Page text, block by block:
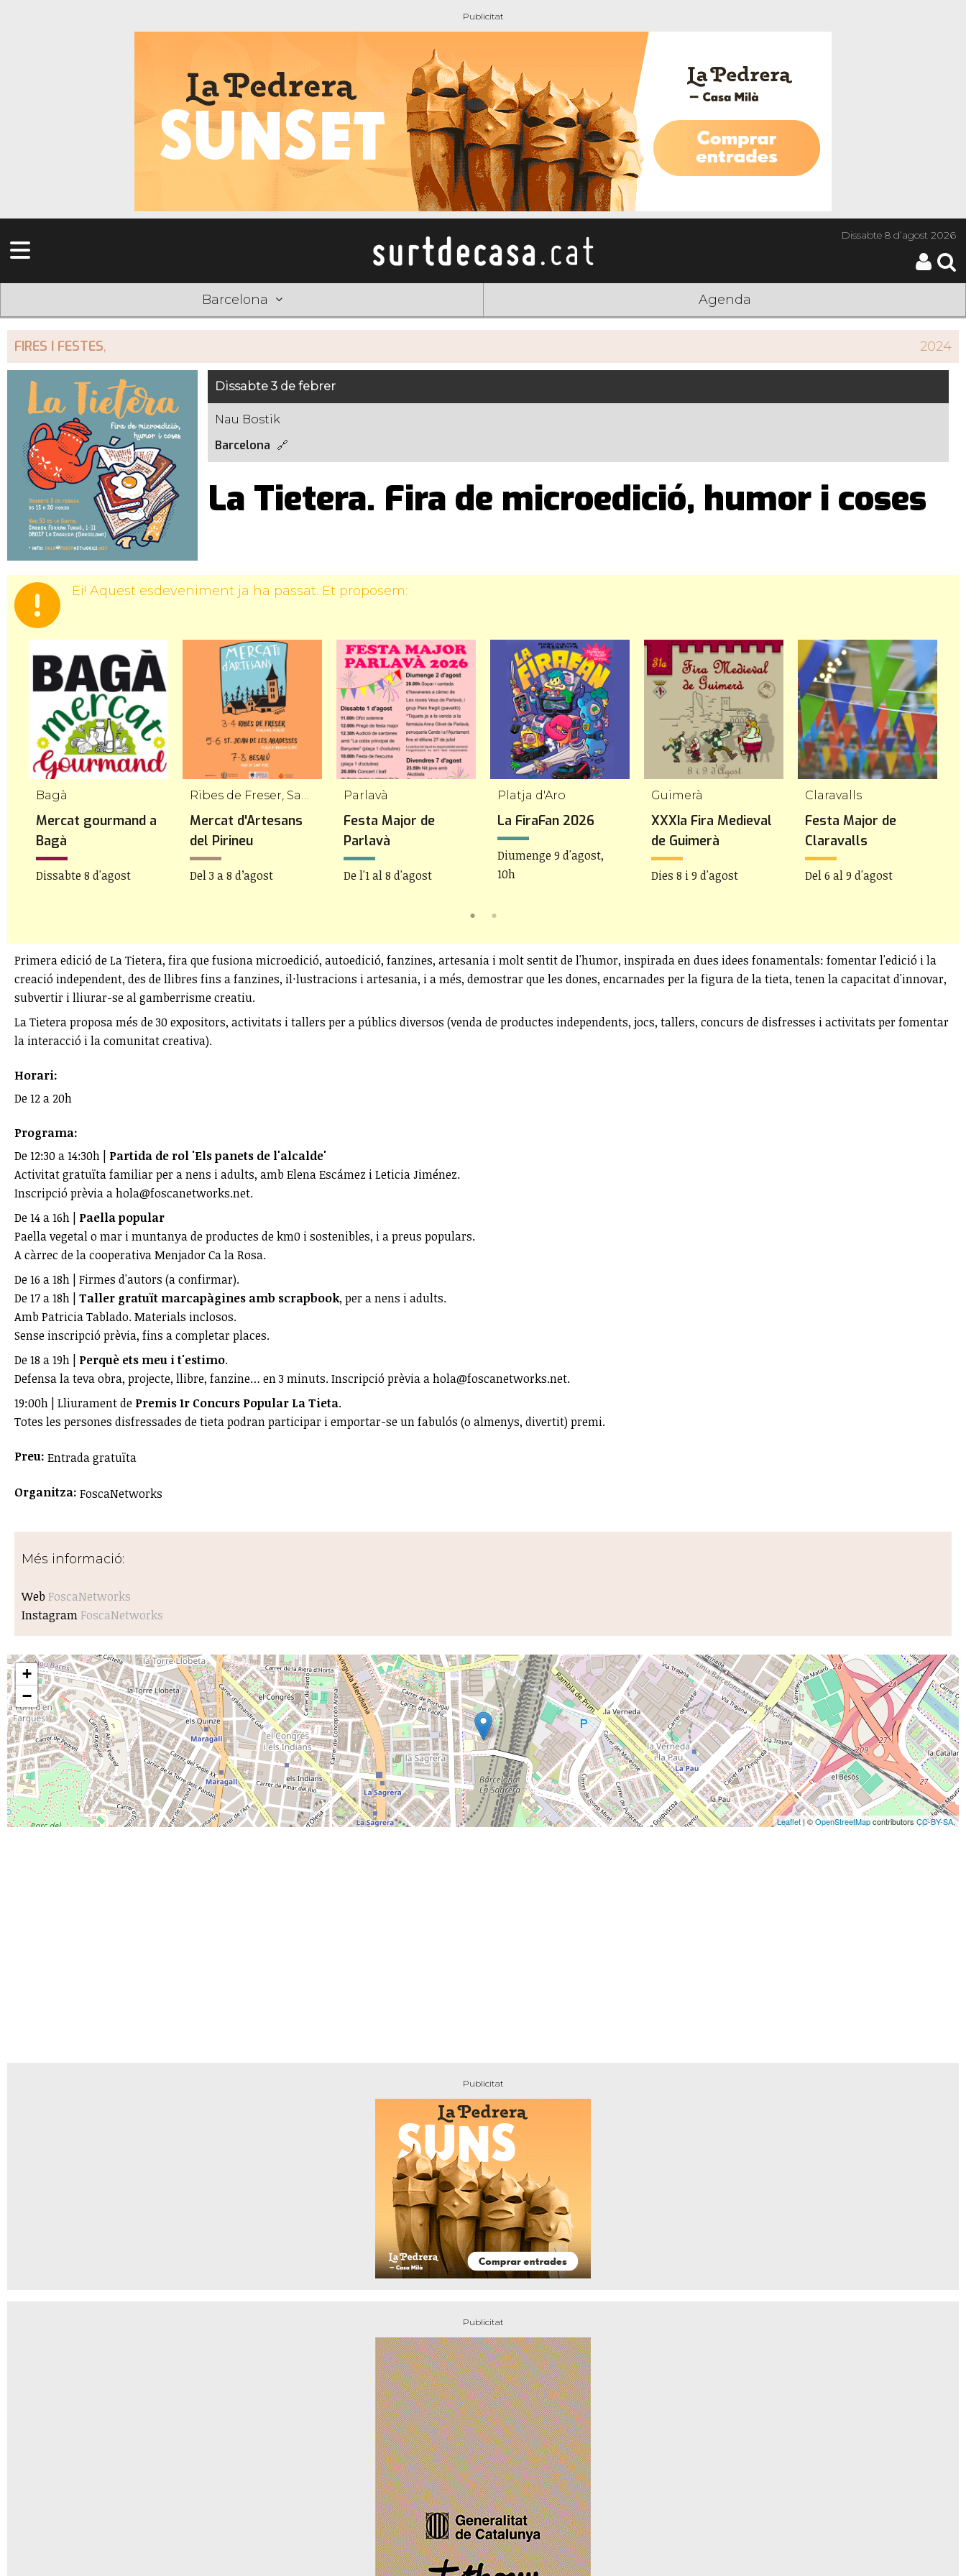
Dissabte8 d’agost 2026
Barcelona Agenda
FIRES I FESTES, 2024
Dissabte 3 de febrer
Nau Bostik
Barcelona
La Tietera. Fira de microedició, humor i coses
Ei! Aquest esdeveniment ja ha passat. Et proposem:
Bagà
Mercat gourmand a
Bagà
Dissabte 8 d'agost
Mercat d'Artesans
del Pirineu
Del 3 a 8 d’agost
Parlavà
Festa Major de
Parlavà
De l'1 al 8 d'agost
Platja d'Aro
La FiraFan 2026
Diumenge 9 d'agost,
10h
Guimerà
XXXIa Fira Medieval
de Guimerà
Dies 8 i 9 d'agost
Claravalls
Festa Major de
Claravalls
Del 6 al 9 d'agost
Primera edició de La Tietera, fira que fusiona microedició, autoedició, fanzines, artesania i molt sentit de l'humor, inspirada en dues idees fonamentals: fomentar l'edició i la
creació independent, des de llibres fins a fanzines, il·lustracions i artesania, i a més, demostrar que les dones, encarnades per la figura de la tieta, tenen la capacitat d'innovar,
subvertir i lliurar-se al gamberrisme creatiu.
La Tietera proposa més de 30 expositors, activitats i tallers per a públics diversos (venda de productes independents, jocs, tallers, concurs de disfresses i activitats per fomentar
la interacció i la comunitat creativa).
Horari:
De 12 a 20h
Programa:
De 12:30 a 14:30h | Partida de rol 'Els panets de l'alcalde'
Activitat gratuïta familiar per a nens i adults, amb Elena Escámez i Leticia Jiménez.
Inscripció prèvia a hola@foscanetworks.net.
De 14 a 16h | Paella popular
Paella vegetal o mar i muntanya de productes de km0 i sostenibles, i a preus populars.
A càrrec de la cooperativa Menjador Ca la Rosa.
De 16 a 18h | Firmes d'autors (a confirmar).
De 17 a 18h | Taller gratuït marcapàgines amb scrapbook, per a nens i adults.
Amb Patricia Tablado. Materials inclosos.
Sense inscripció prèvia, fins a completar places.
De 18 a 19h | Perquè ets meu i t'estimo.
Defensa la teva obra, projecte, llibre, fanzine… en 3 minuts. Inscripció prèvia a hola@foscanetworks.net.
19:00h | Lliurament de Premis 1r Concurs Popular La Tieta.
Totes les persones disfressades de tieta podran participar i emportar-se un fabulós (o almenys, divertit) premi.
Preu: Entrada gratuïta
Organitza: FoscaNetworks
Més informació:
Web FoscaNetworks
InstagramFoscaNetworks
+
−
Leaflet| ©OpenStreetMapcontributors CC-BY-SA,